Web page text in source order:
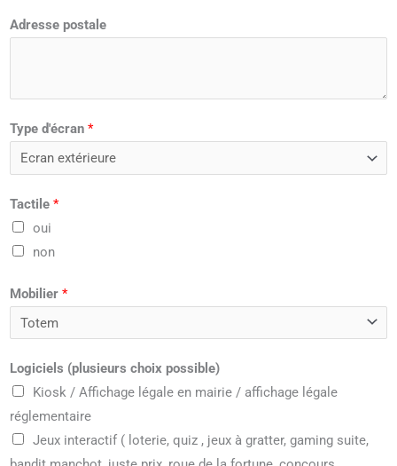
Adresse postale
Type d'écran *
Tactile *
oui
non
Mobilier *
Logiciels (plusieurs choix possible)
Kiosk / Affichage légale en mairie / affichage légale
réglementaire
Jeux interactif ( loterie, quiz , jeux à gratter, gaming suite,